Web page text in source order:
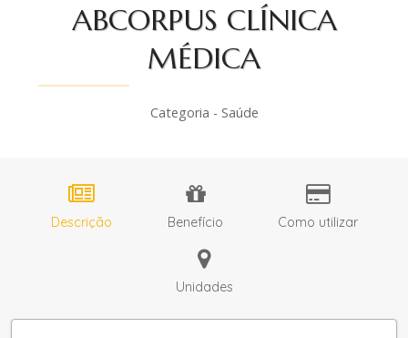
ABCORPUS CLÍNICA
MÉDICA
Categoria - Saúde
Descrição Benefício Como utilizar
Unidades